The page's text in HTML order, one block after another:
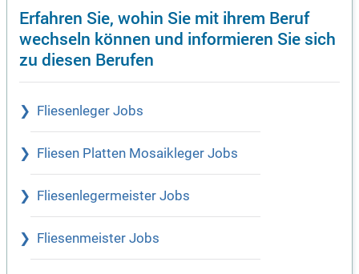
Erfahren Sie, wohin Sie mit ihrem Beruf
wechseln können und informieren Sie sich
zu diesen Berufen
Fliesenleger Jobs
Fliesen Platten Mosaikleger Jobs
Fliesenlegermeister Jobs
Fliesenmeister Jobs